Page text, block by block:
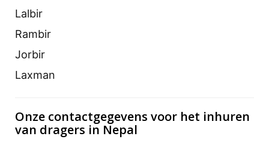
Lalbir
Rambir
Jorbir
Laxman
Onze contactgegevens voor het inhuren
van dragers in Nepal